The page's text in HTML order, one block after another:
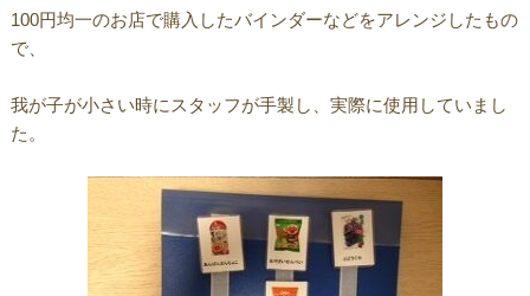
100円均一のお店で購入したバインダーなどをアレンジしたもの
で、
我が子が小さい時にスタッフが手製し、実際に使用していまし
た。